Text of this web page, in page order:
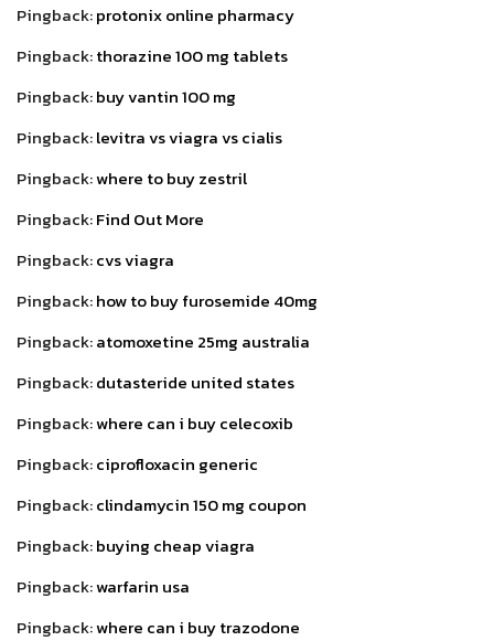
Pingback:protonix online pharmacy
Pingback:thorazine 100 mg tablets
Pingback:buy vantin 100 mg
Pingback:levitra vs viagra vs cialis
Pingback:where to buy zestril
Pingback:Find Out More
Pingback:cvs viagra
Pingback:how to buy furosemide 40mg
Pingback:atomoxetine 25mg australia
Pingback:dutasteride united states
Pingback:where can i buy celecoxib
Pingback:ciprofloxacin generic
Pingback:clindamycin 150 mg coupon
Pingback:buying cheap viagra
Pingback:warfarin usa
Pingback:where can i buy trazodone